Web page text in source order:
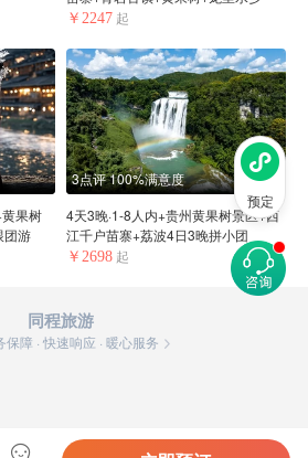
￥2247 起
果树
团游
3点评100%满意度
4天3晚·1-8人内+贵州黄果树景区+西
江千户苗寨+荔波4日3晚拼小团
￥2698 起
同程旅游
保障 · 快速响应 · 暖心服务
预定